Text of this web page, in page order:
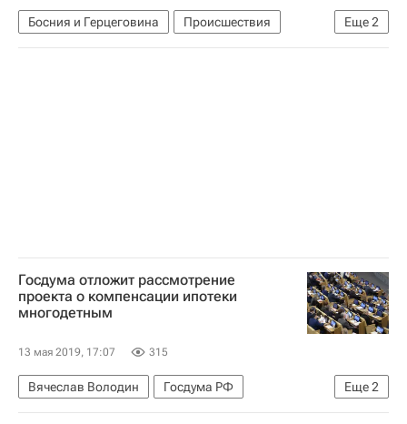
Еще2
Босния и Герцеговина
Происшествия
Хорватия
Сербия
Госдума отложит рассмотрение
проекта о компенсации ипотеки
многодетным
13 мая 2019, 17:07 315
Еще2
Вячеслав Володин
Госдума РФ
Валентина Матвиенко
Александр Жуков